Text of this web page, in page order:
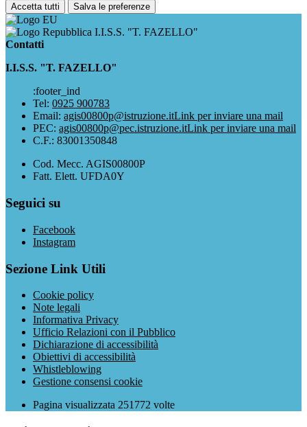
Accetta tutti Salva le preferenze
I.I.S.S. "T. FAZELLO"
Contatti
I.I.S.S. "T. FAZELLO"
:footer_ind
Tel: 0925 900783
Email: agis00800p@istruzione.itLink per inviare una mail
PEC: agis00800p@pec.istruzione.itLink per inviare una mail
C.F.: 83001350848
Cod. Mecc. AGIS00800P
Fatt. Elett. UFDA0Y
Seguici su
Facebook
Instagram
Sezione Link Utili
Cookie policy
Note legali
Informativa Privacy
Ufficio Relazioni con il Pubblico
Dichiarazione di accessibilità
Obiettivi di accessibilità
Whistleblowing
Gestione consensi cookie
Pagina visualizzata 251772 volte